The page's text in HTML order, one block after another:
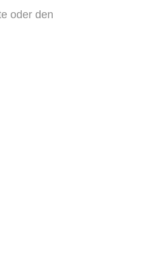
oder den